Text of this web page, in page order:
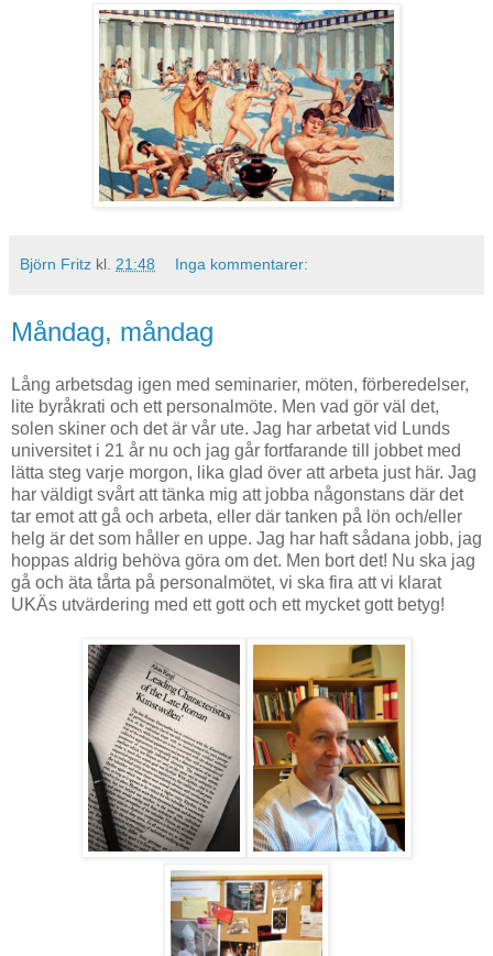
Björn Fritz kl. 21:48 Inga kommentarer:
Måndag, måndag
Lång arbetsdag igen med seminarier, möten, förberedelser,
lite byråkrati och ett personalmöte. Men vad gör väl det,
solen skiner och det är vår ute. Jag har arbetat vid Lunds
universitet i 21 år nu och jag går fortfarande till jobbet med
lätta steg varje morgon, lika glad över att arbeta just här. Jag
har väldigt svårt att tänka mig att jobba någonstans där det
tar emot att gå och arbeta, eller där tanken på lön och/eller
helg är det som håller en uppe. Jag har haft sådana jobb, jag
hoppas aldrig behöva göra om det. Men bort det! Nu ska jag
gå och äta tårta på personalmötet, vi ska fira att vi klarat
UKÄs utvärdering med ett gott och ett mycket gott betyg!